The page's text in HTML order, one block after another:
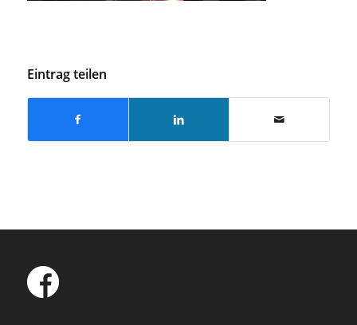
Eintrag teilen